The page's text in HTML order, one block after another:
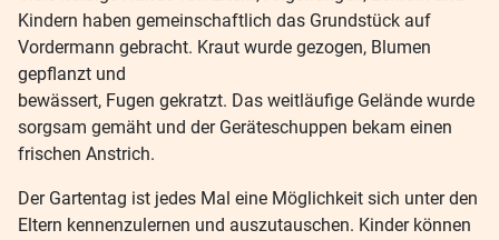
Kindern haben gemeinschaftlich das Grundstück auf
Vordermann gebracht. Kraut wurde gezogen, Blumen
gepflanzt und
bewässert, Fugen gekratzt. Das weitläufige Gelände wurde
sorgsam gemäht und der Geräteschuppen bekam einen
frischen Anstrich.
Der Gartentag ist jedes Mal eine Möglichkeit sich unter den
Eltern kennenzulernen und auszutauschen. Kinder können